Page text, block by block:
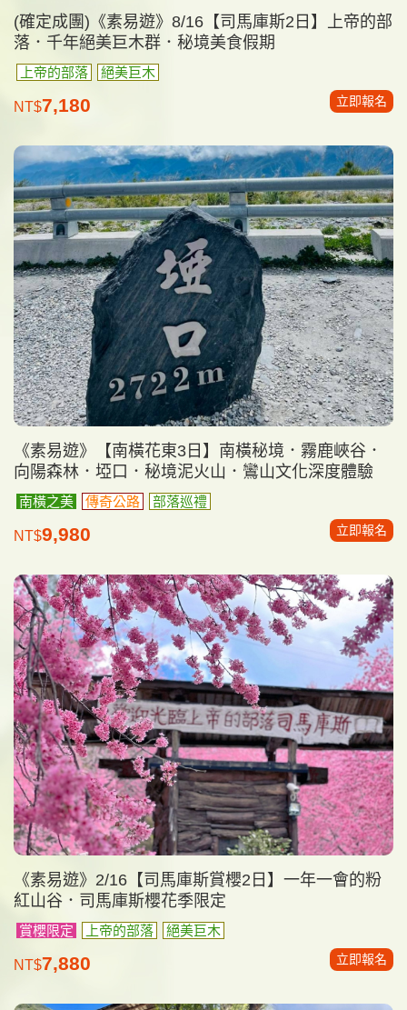
(確定成團)《素易遊》8/16【司馬庫斯2日】上帝的部
落．千年絕美巨木群．秘境美食假期
上帝的部落 絕美巨木
NT$7,180 立即報名
《素易遊》【南橫花東3日】南橫秘境．霧鹿峽谷．
向陽森林．埡口．秘境泥火山．鸞山文化深度體驗
南橫之美 傳奇公路 部落巡禮
NT$9,980 立即報名
《素易遊》2/16【司馬庫斯賞櫻2日】一年一會的粉
紅山谷．司馬庫斯櫻花季限定
賞櫻限定 上帝的部落 絕美巨木
NT$7,880 立即報名